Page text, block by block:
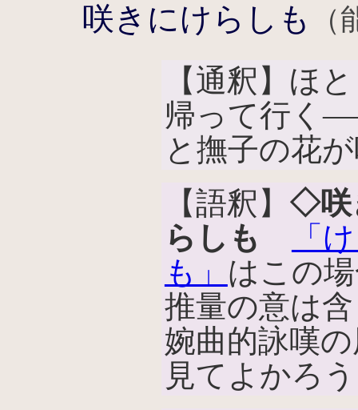
咲きにけらしも
【通釈】ほ
帰って行く
と撫子の花
【語釈】 ◇咲
らしも
「
も」 はこの
推量の意は
婉曲的詠嘆
見てよかろ